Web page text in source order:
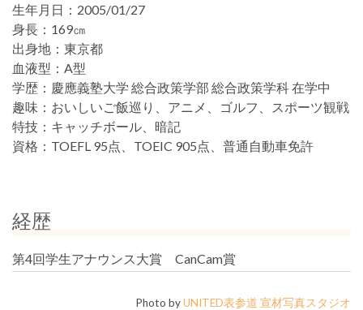
生年月日： 2005/01/27
身長： 169㎝
出身地： 東京都
血液型： A型
学歴： 慶應義塾大学 総合政策学部 総合政策学科 在学中
趣味： おいしいご飯巡り、アニメ、ゴルフ、スポーツ観戦
特技： キャッチボール、暗記
資格： TOEFL 95点、TOEIC 905点、普通自動車免許
経歴
第4回学生アナウンス大賞 CanCam賞
Photo byUNITED表参道 宣材写真スタジオ